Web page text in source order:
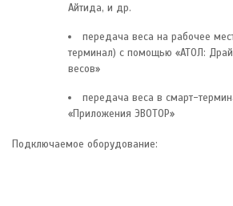
Айтида, и др.
передача веса на рабочее
терминал) с помощью «АТОЛ:
весов»
передача веса в смарт-
«Приложения ЭВОТОР»
Подключаемое оборудование: